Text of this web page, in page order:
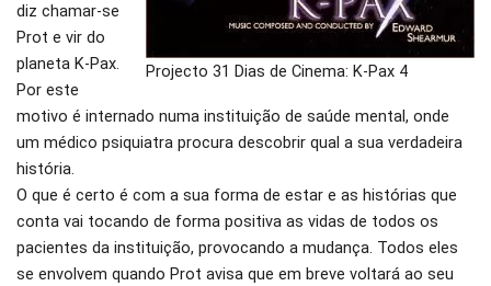
Projecto 31 Dias de Cinema: K-Pax 4
diz chamar-se
Prot e vir do
planeta K-Pax.
Por este
motivo é internado numa instituição de saúde mental, onde
um médico psiquiatra procura descobrir qual a sua verdadeira
história.
O que é certo é com a sua forma de estar e as histórias que
conta vai tocando de forma positiva as vidas de todos os
pacientes da instituição, provocando a mudança. Todos eles
se envolvem quando Prot avisa que em breve voltará ao seu